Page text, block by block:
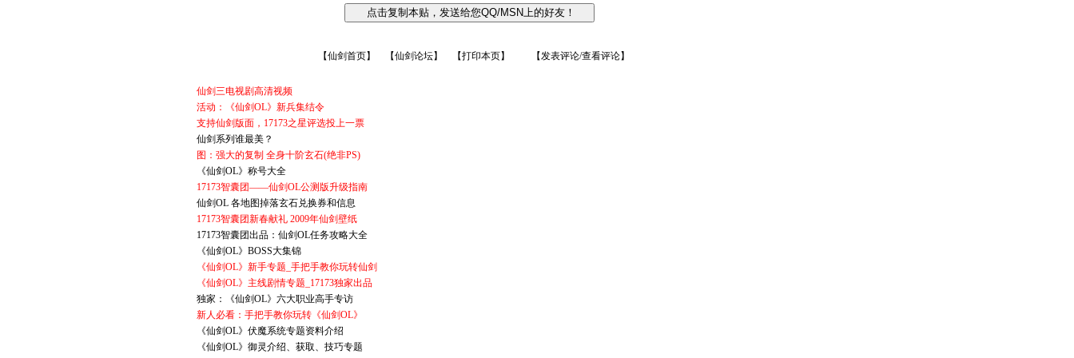
【仙剑首页】 【仙剑论坛】 【打印本页】 【发表评论/查看评论】
仙剑三电视剧高清视频
活动：《仙剑OL》新兵集结令
支持仙剑版面，17173之星评选投上一票
仙剑系列谁最美？
图：强大的复制 全身十阶玄石(绝非PS)
《仙剑OL》称号大全
17173智囊团——仙剑OL公测版升级指南
仙剑OL 各地图掉落玄石兑换券和信息
17173智囊团新春献礼 2009年仙剑壁纸
17173智囊团出品：仙剑OL任务攻略大全
《仙剑OL》BOSS大集锦
《仙剑OL》新手专题_手把手教你玩转仙剑
《仙剑OL》主线剧情专题_17173独家出品
独家：《仙剑OL》六大职业高手专访
新人必看：手把手教你玩转《仙剑OL》
《仙剑OL》伏魔系统专题资料介绍
《仙剑OL》御灵介绍、获取、技巧专题